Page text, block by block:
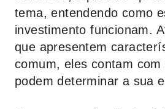
tema, entendendo como
investimento funcionam.
que apresentem
comum, eles contam
podem determinar a sua